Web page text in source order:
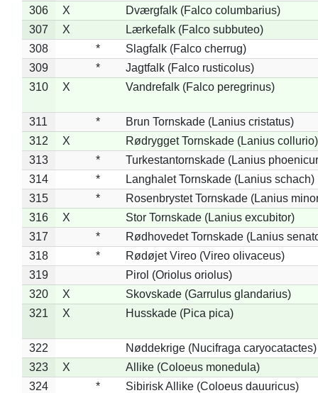
306
X
Dværgfalk (Falco columbarius)
307
X
Lærkefalk (Falco subbuteo)
308
*
Slagfalk (Falco cherrug)
309
*
Jagtfalk (Falco rusticolus)
310
X Vandrefalk (Falco peregrinus)
311 *
Brun Tornskade (Lanius cristatus)
312
X
Rødrygget Tornskade (Lanius collurio)
313
*
Turkestantornskade (Lanius
314
*
Langhalet Tornskade (Lanius schach)
315
*
Rosenbrystet Tornskade (Lanius
316
X
Stor Tornskade (Lanius excubitor)
317
*
Rødhovedet Tornskade (Lanius
318
*
Rødøjet Vireo (Vireo olivaceus)
319
Pirol (Oriolus oriolus)
320
X
Skovskade (Garrulus glandarius)
321
X Husskade (Pica pica)
322
Nøddekrige (Nucifraga caryocatactes)
323
X
Allike (Coloeus monedula)
324
*
Sibirisk Allike (Coloeus dauuricus)